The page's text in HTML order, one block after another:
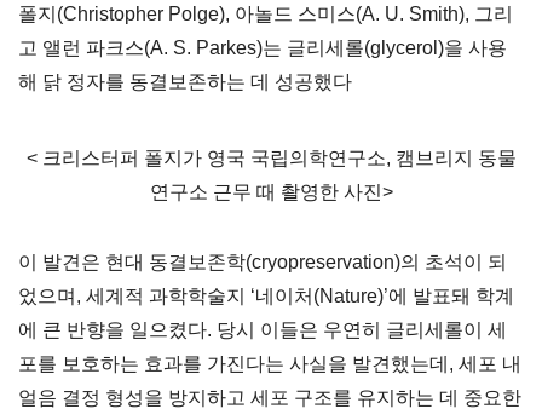
폴지(Christopher Polge), 아놀드 스미스(A. U. Smith), 그리
고 앨런 파크스(A. S. Parkes)는 글리세롤(glycerol)을 사용
해 닭 정자를 동결보존하는 데 성공했다
< 크리스터퍼 폴지가 영국 국립의학연구소, 캠브리지 동물
연구소 근무 때 촬영한 사진>
이 발견은 현대 동결보존학(cryopreservation)의 초석이 되
었으며, 세계적 과학학술지 ‘네이처(Nature)’에 발표돼 학계
에 큰 반향을 일으켰다. 당시 이들은 우연히 글리세롤이 세
포를 보호하는 효과를 가진다는 사실을 발견했는데, 세포 내
얼음 결정 형성을 방지하고 세포 구조를 유지하는 데 중요한